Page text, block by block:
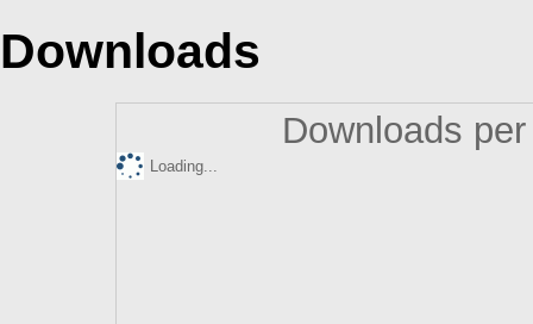
Downloads
Downloads
Loading...